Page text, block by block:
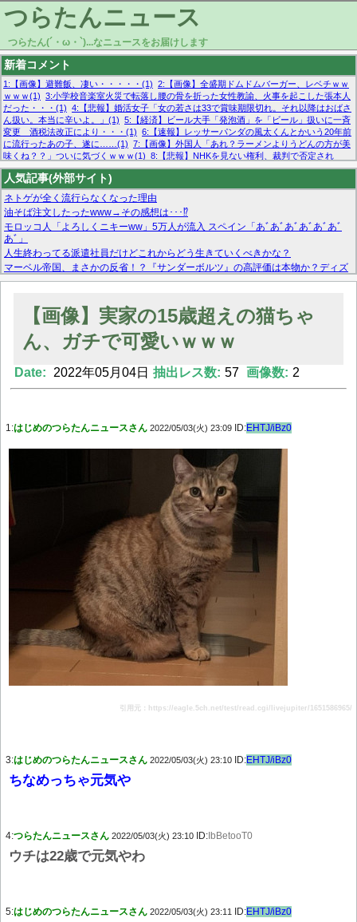
つらたんニュース
つらたん(´・ω・`)...なニュースをお届けします
新着コメント
1:【画像】避難飯、凄い・・・・・(1) 2:【画像】全盛期ドムドムバーガー、レベチｗｗ
ｗｗｗ(1) 3:小学校音楽室火災で転落し腰の骨を折った女性教諭、火事を起こした張本人
だった・・・(1) 4:【悲報】婚活女子「女の若さは33で賞味期限切れ。それ以降はおばさ
ん扱い。本当に辛いよ。」(1) 5:【経済】ビール大手「発泡酒」を「ビール」扱いに一斉
変更 酒税法改正により・・・(1) 6:【速報】レッサーパンダの風太くんとかいう20年前
に流行ったあの子、遂に……(1) 7:【画像】外国人「あれ？ラーメンよりうどんの方が美
味くね？？」ついに気づくｗｗｗ(1) 8:【悲報】NHKを見ない権利、裁判で否定され
る・・・(1) 9:欧州委員長「原発縮小は間違いでした」(1) 10:【悲報】日本企業の人手不
足、限界突破 52%「正社員も足りてません…」(1)
人気記事(外部サイト)
ネトゲが全く流行らなくなった理由
油そば注文したったwww→その感想は･･･⁉
モロッコ人「よろしくニキーww」5万人が流入 スペイン「あﾞあﾞあﾞあﾞあﾞあﾞ
あﾞ」
人生終わってる派遣社員だけどこれからどう生きていくべきかな？
マーベル帝国、まさかの反省！？『サンダーボルツ』の高評価は本物か？ディズ
ニーCEOの「量より質」宣言の裏で渦巻くファンの本音とMCUの未来を徹底考
【モー娘。石田亜佑美】ファーストテイク出演も新規獲得ならず？北川莉央が1
【画像あり】FacebookとかTwitterで拾ったエロ画像貼ってくよ
【画像】実家の15歳超えの猫ちゃ
ん、ガチで可愛いｗｗｗ
Date: 2022年05月04日 抽出レス数: 57 画像数: 2
1:はじめのつらたんニュースさん 2022/05/03(火) 23:09 ID:EHTJ/iBz0
引用元：https://eagle.5ch.net/test/read.cgi/livejupiter/1651586965/
3:はじめのつらたんニュースさん 2022/05/03(火) 23:10 ID:EHTJ/iBz0
ちなめっちゃ元気や
4:つらたんニュースさん 2022/05/03(火) 23:10 ID: IbBetooT0
ウチは22歳で元気やわ
5:はじめのつらたんニュースさん 2022/05/03(火) 23:11 ID:EHTJ/iBz0